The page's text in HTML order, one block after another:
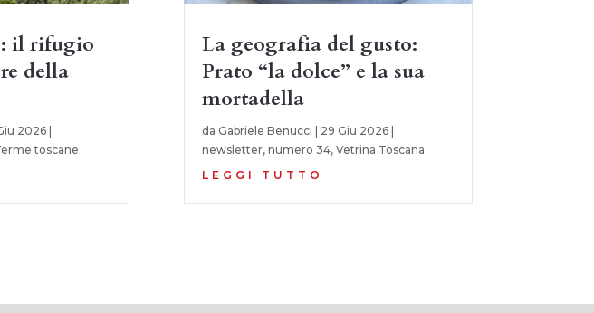
il rifugio
della
2026|
toscane
La geografia del gusto:
Prato “la dolce” e la sua
mortadella
da Gabriele Benucci 29 Giu 2026|
newsletter, numero 34, Vetrina Toscana
LEGGI TUTTO